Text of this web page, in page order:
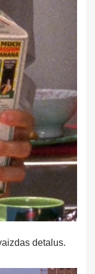
detalus.